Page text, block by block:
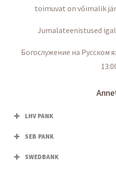
toimuvat on võimalik
Jumalateenistused
Богослужение на Русском
LHV PANK
SEB PANK
SWEDBANK